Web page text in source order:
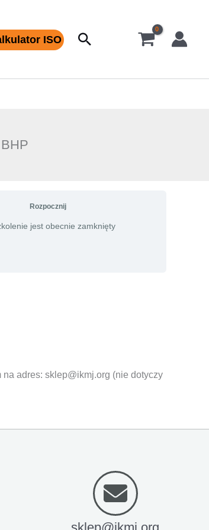
ISO Szukaj
Rozpocznij
jest obecnie zamknięty
adres: sklep@ikmj.org (nie dotyczy